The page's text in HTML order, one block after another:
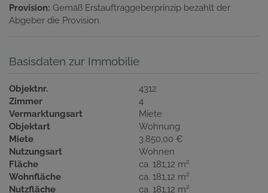
Provision: Gemäß Erstauftraggeberprinzip bezahlt der
Abgeber die Provision.
Basisdaten zur Immobilie
Objektnr.
4312
Zimmer
4
Vermarktungsart
Miete
Objektart
Wohnung
Miete
3.850,00 €
Nutzungsart
Wohnen
Fläche
ca. 181,12 m2
Wohnfläche ca. 181,12 m2
Nutzfläche ca. 181,12 m2